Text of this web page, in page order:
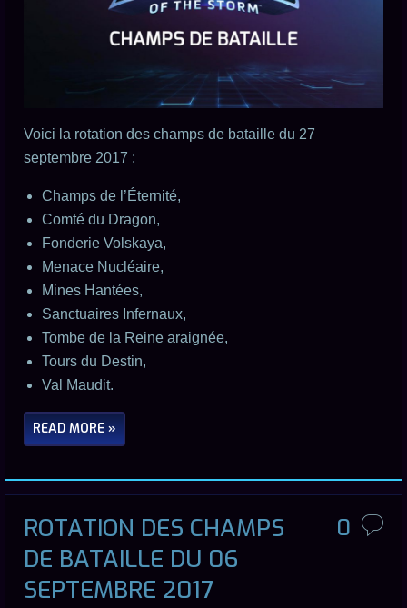
Voici la rotation des champs de bataille du 27
septembre 2017 :
Champs de l’Éternité,
Comté du Dragon,
Fonderie Volskaya,
Menace Nucléaire,
Mines Hantées,
Sanctuaires Infernaux,
Tombe de la Reine araignée,
Tours du Destin,
Val Maudit.
READ MORE »
ROTATION DES CHAMPS
DE BATAILLE DU 06
SEPTEMBRE 2017
0